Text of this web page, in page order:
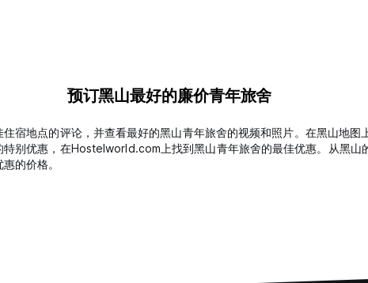
预订黑山最好的廉价青年旅舍
宿地点的评论，并查看最好的黑山青年旅舍的视频和照片。在黑山地
别优惠，在Hostelworld.com上找到黑山青年旅舍的最佳优惠。从黑
的价格。